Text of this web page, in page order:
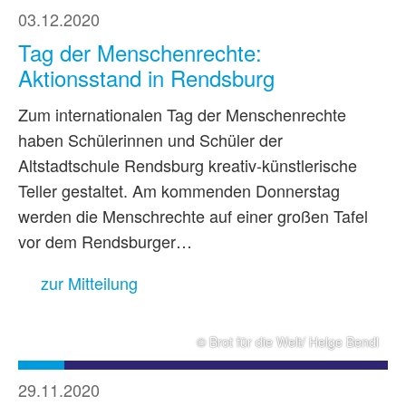
03.12.2020
Tag der Menschenrechte:
Aktionsstand in Rendsburg
Zum internationalen Tag der Menschenrechte
haben Schülerinnen und Schüler der
Altstadtschule Rendsburg kreativ-künstlerische
Teller gestaltet. Am kommenden Donnerstag
werden die Menschrechte auf einer großen Tafel
vor dem Rendsburger…
zur Mitteilung
© Brot für die Welt/ Helge Bendl
29.11.2020